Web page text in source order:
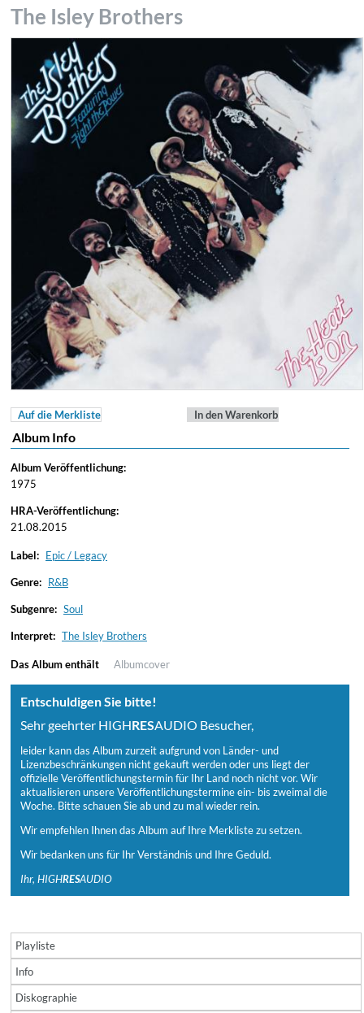
The Isley Brothers
Auf die Merkliste In den Warenkorb
Album Info
Album Veröffentlichung:
1975
HRA-Veröffentlichung:
21.08.2015
Label: Epic / Legacy
Genre: R&B
Subgenre: Soul
Interpret: The Isley Brothers
Das Album enthält Albumcover
Entschuldigen Sie bitte!
Sehr geehrter HIGHRESAUDIO Besucher,
leider kann das Album zurzeit aufgrund von Länder- und
Lizenzbeschränkungen nicht gekauft werden oder uns liegt der
offizielle Veröffentlichungstermin für Ihr Land noch nicht vor. Wir
aktualisieren unsere Veröffentlichungstermine ein- bis zweimal die
Woche. Bitte schauen Sie ab und zu mal wieder rein.
Wir empfehlen Ihnen das Album auf Ihre Merkliste zu setzen.
Wir bedanken uns für Ihr Verständnis und Ihre Geduld.
Ihr, HIGHRESAUDIO
Playliste
Info
Diskographie